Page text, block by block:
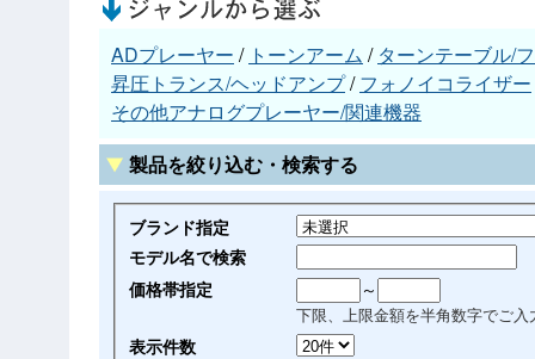
ADプレーヤー / トーンアーム / ターンテーブル/
昇圧トランス/ヘッドアンプ/フォノイコライザー
その他アナログプレーヤー/関連機器
製品を絞り込む・検索する
ブランド指定
モデル名で検索
価格帯指定
～
下限、上限金額を半角数字でご入
表示件数